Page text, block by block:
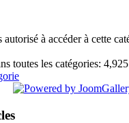
toutes les catégories: 4,925